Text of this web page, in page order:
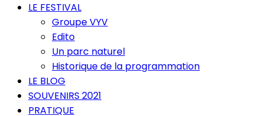
LE FESTIVAL
Groupe VYV
Edito
Un parc naturel
Historique de la programmation
LE BLOG
SOUVENIRS 2021
PRATIQUE